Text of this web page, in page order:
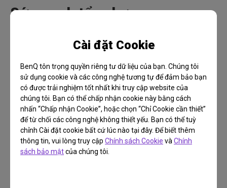
Cài đặt Cookie
BenQ tôn trọng quyền riêng tư dữ liệu của bạn. Chúng tôi
sử dụng cookie và các công nghệ tương tự để đảm bảo bạn
có được trải nghiệm tốt nhất khi truy cập website của
chúng tôi. Bạn có thể chấp nhận cookie này bằng cách
nhấn “Chấp nhận Cookie”, hoặc chọn “Chỉ Cookie cần thiết”
để từ chối các công nghệ không thiết yếu. Bạn có thể tuỳ
chỉnh Cài đặt cookie bất cứ lúc nào tại đây. Để biết thêm
thông tin, vui lòng truy cập Chính sách Cookie và Chính
sách bảo mậtcủa chúng tôi.
Sức mạnh tổng hợp
Kết hợp BenQ Brightness Intelligence + với hiệu
suất HDR động mang đến cho game thủ trải
nghiệm chơi game sống động. Công nghệ B.I. + tự
động điều chỉnh độ sáng trên màn hình dựa trên
ánh sáng xung quanh trong phòng và giúp hiển thị
nhiều chi tiết hơn. Trong một căn phòng tối, hiệu
ứng này thậm chí còn đáng chú ý hơn. Ví dụ, màn
hình BenQ EW3270U có HDR hiển thị độ sáng, độ
tương phản sắc nét, đồng thời dải màu rộng giúp